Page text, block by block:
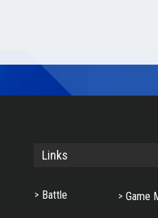
Links
Battle Game